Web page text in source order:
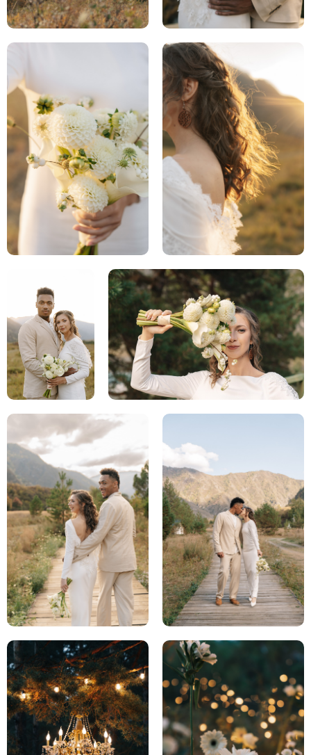
ДАВАЙТЕ ОБСУДИМ
ВАШУ СВАДЬБУ
ВАШЕ ИМЯ
ПРЕДПОЛАГАЕМАЯ ДАТА СВАДЬБЫ
НОМЕР ТЕЛЕФОНА
НА КАКОЙ БЮДЖЕТ РАССЧИТЫВАЕТЕ?
Хочу свадьбу на 2-3 дня, мой бюджет от 3 млн₽
Хочу свадьбу на 1 день, мой бюджет от 1,5 млн₽
Хочу свадьбу для двоих!
КОММЕНТАРИЙ
УДОБНЫЙ СПОСОБ СВЯЗИ
Телефон
WhatsApp
Согласен на обработку персональных
данных.Ознакомиться с согласием
на обработку персональных данных
Согласен с политикой конфиденциальности.
Ознакомиться с политикой
конфиденциальности